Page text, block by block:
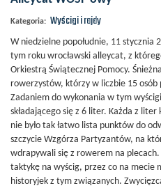
Kategoria: Wyścigi i rajdy
W niedzielne popołudnie, 11 stycznia
tym roku wrocławski alleycat, z
Orkiestrą Świątecznej Pomocy.
rowerzystów, którzy w liczbie 15
Zadaniem do wykonania w tym wyścigi
składającego się z 6 liter. Każda z
nie było tak łatwo lista punktów do
szczycie Wzgórza Partyzantów, na
wdrapywali się z rowerem na plecach.
taktykę na wyścig, przez co na mecie
historyjek z tym związanych.